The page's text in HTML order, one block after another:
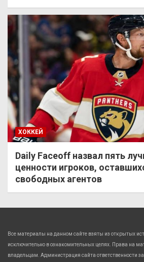
ХОККЕЙ
Daily Faceoff назвал пять
ценности игроков,
свободных агентов
Все материалы на данном сайте взяты из открытых
исключительно в ознакомительных целях. Права на
владельцам. Администрация сайта ответственности